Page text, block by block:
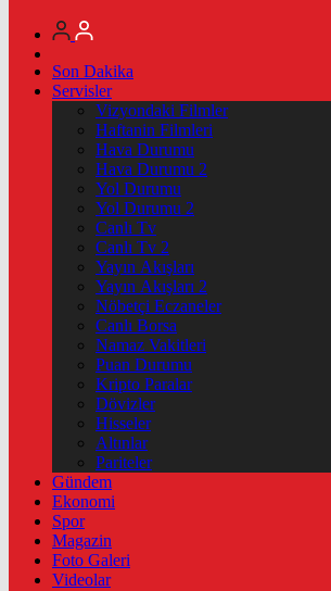
Son Dakika
Servisler
Vizyondaki Filmler
Haftanin Filmleri
Hava Durumu
Hava Durumu 2
Yol Durumu
Yol Durumu 2
Canlı Tv
Canlı Tv 2
Yayın Akışları
Yayın Akışları 2
Nöbetçi Eczaneler
Canlı Borsa
Namaz Vakitleri
Puan Durumu
Kripto Paralar
Dövizler
Hisseler
Altınlar
Pariteler
Gündem
Ekonomi
Spor
Magazin
Foto Galeri
Videolar